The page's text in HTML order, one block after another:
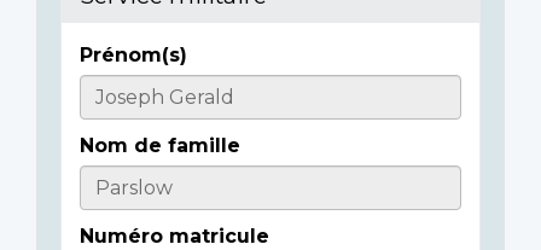
Casualty
Details
Prénom(s)
Nom de famille
Numéro matricule